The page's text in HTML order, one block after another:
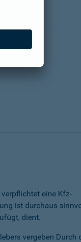
eine Kfz-
ist durchaus
dient.
vergeben Durch